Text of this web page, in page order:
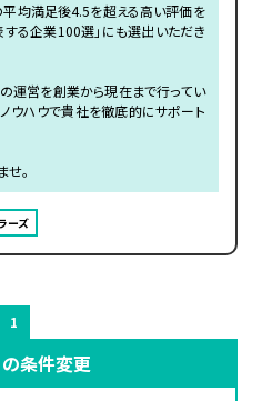
均満足後4.5を超える高い評価を
する企業100選」にも選出いただき
運営を創業から現在まで行ってい
ウハウで貴社を徹底的にサポート
。
ーズ
1
条件変更